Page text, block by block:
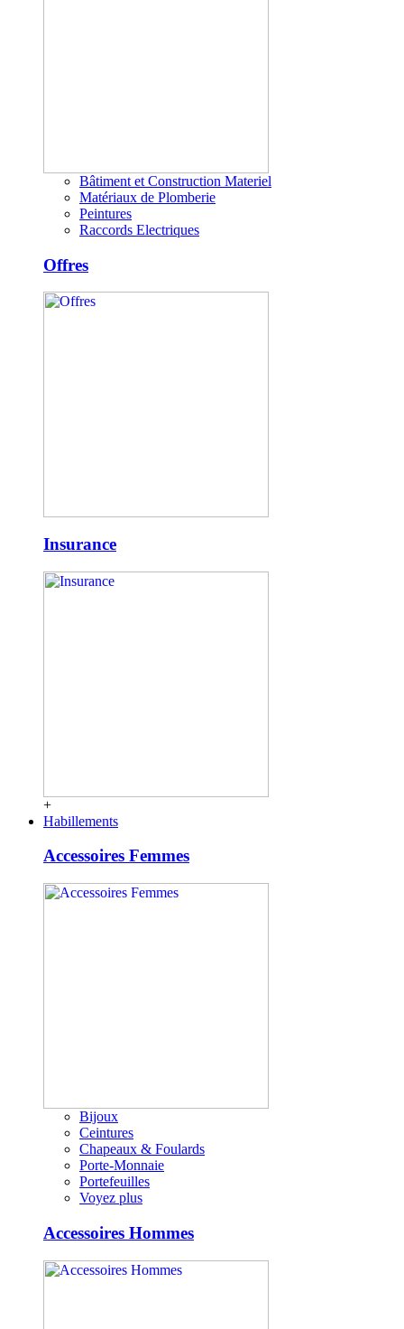
Bâtiment et Construction Materiel
Matériaux de Plomberie
Peintures
Raccords Electriques
Offres
Insurance
+
Habillements
Accessoires Femmes
Bijoux
Ceintures
Chapeaux & Foulards
Porte-Monnaie
Portefeuilles
Voyez plus
Accessoires Hommes